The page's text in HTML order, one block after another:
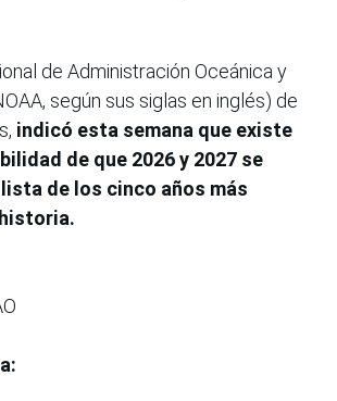
de Administración Oceánica y
según sus siglas en inglés) de
indicó esta semana que existe
de que 2026 y 2027 se
de los cinco años más